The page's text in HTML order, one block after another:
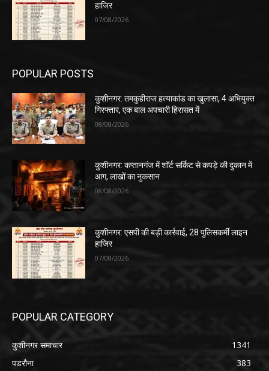
हाजिर
07/08/2026
POPULAR POSTS
कुशीनगर: तमकुहीराज हत्याकांड का खुलासा, 4 अभियुक्त
गिरफ्तार, एक बाल अपचारी हिरासत में
08/08/2026
कुशीनगर: कप्तानगंज में शॉर्ट सर्किट से कपड़े की दुकान में
आग, लाखों का नुकसान
08/08/2026
कुशीनगर: एसपी की बड़ी कार्रवाई, 28 पुलिसकर्मी लाइन
हाजिर
07/08/2026
POPULAR CATEGORY
कुशीनगर समाचार
1341
पडरौना
383